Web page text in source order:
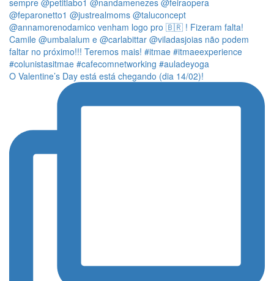
O Valentine’s Day está está chegando (dia 14/02)!